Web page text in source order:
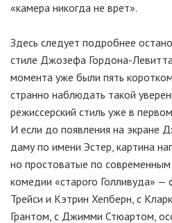
«камера никогда не врет».
Здесь следует подробнее
стиле Джозефа Гордона-
момента уже были пять
странно наблюдать такой
режиссерский стиль уже в
И если до появления на экране
даму по имени Эстер, картина
но простоватые по
комедии «старого Голливуда»
Трейси и Кэтрин Хепберн, с
Грантом, с Джимми Стюартом,